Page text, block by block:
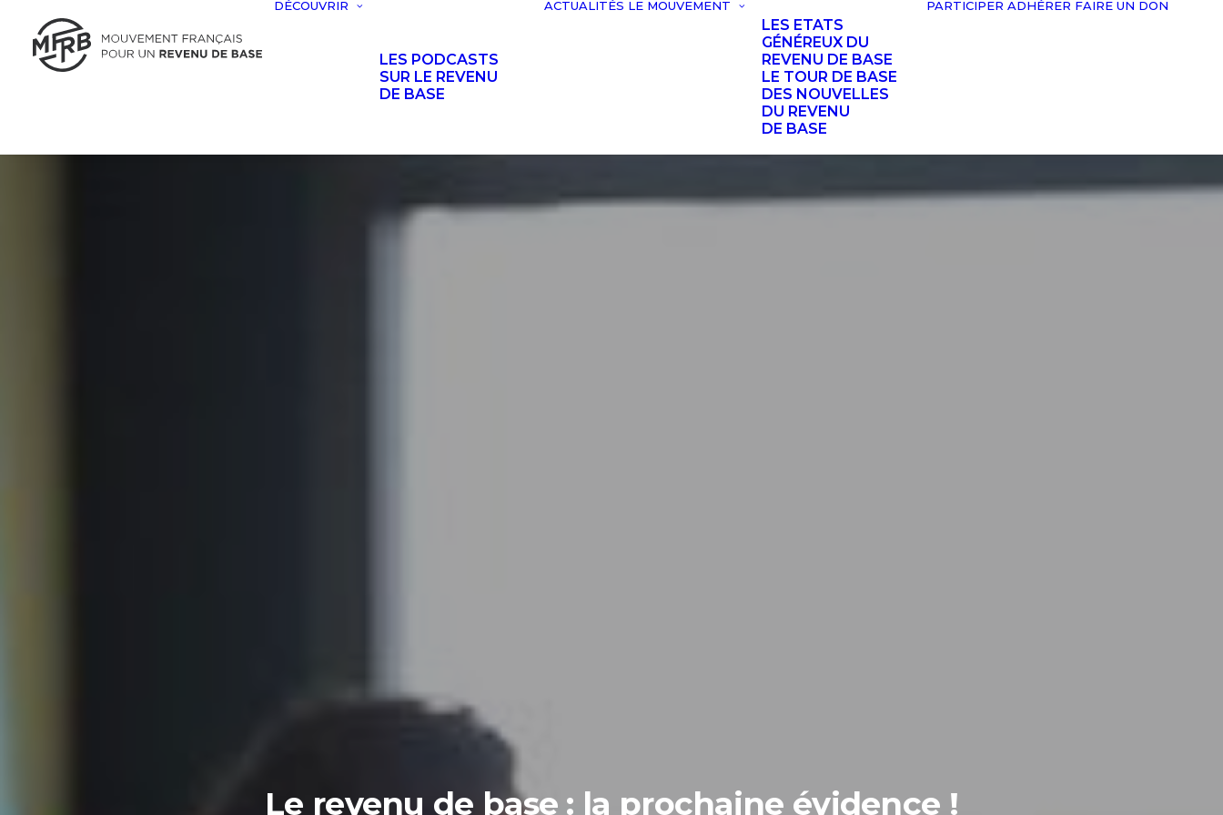
DÉCOUVRIR
LES PODCASTS
SUR LE REVENU
DE BASE
ACTUALITÉS LE MOUVEMENT
LES ETATS
GÉNÉREUX DU
REVENU DE BASE
LE TOUR DE BASE
DES NOUVELLES
DU REVENU
DE BASE
PARTICIPER ADHÉRER FAIRE UN DON
Le revenu de base : la prochaine évidence !